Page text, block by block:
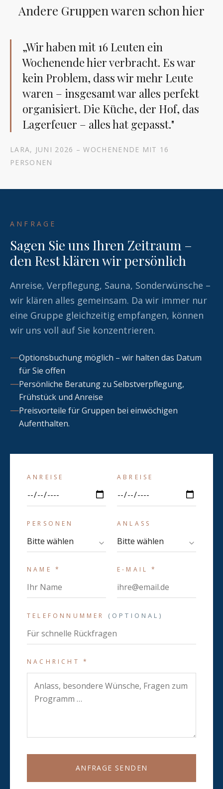
Andere Gruppen waren schon hier
„Wir haben mit 16 Leuten ein
Wochenende hier verbracht. Es war
kein Problem, dass wir mehr Leute
waren – insgesamt war alles perfekt
organisiert. Die Küche, der Hof, das
Lagerfeuer – alles hat gepasst."
LARA, JUNI 2026 – WOCHENENDE MIT 16
PERSONEN
ANFRAGE
Sagen Sie uns Ihren Zeitraum –
den Rest klären wir persönlich
Anreise, Verpflegung, Sauna, Sonderwünsche –
wir klären alles gemeinsam. Da wir immer nur
eine Gruppe gleichzeitig empfangen, können
wir uns voll auf Sie konzentrieren.
Optionsbuchung möglich – wir halten das Datum
für Sie offen
Persönliche Beratung zu Selbstverpflegung,
Frühstück und Anreise
Preisvorteile für Gruppen bei einwöchigen
Aufenthalten.
ANREISE ABREISE
PERSONEN ANLASS
NAME * E-MAIL*
TELEFONNUMMER (OPTIONAL)
NACHRICHT *
ANFRAGE SENDEN